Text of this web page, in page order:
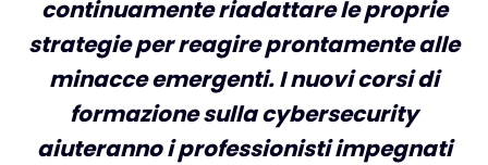
continuamente riadattare le proprie
strategie per reagire prontamente alle
minacce emergenti. I nuovi corsi di
formazione sulla cybersecurity
aiuteranno i professionisti impegnati